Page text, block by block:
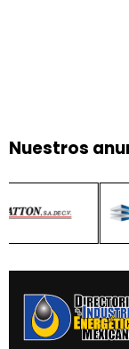
Nuestros